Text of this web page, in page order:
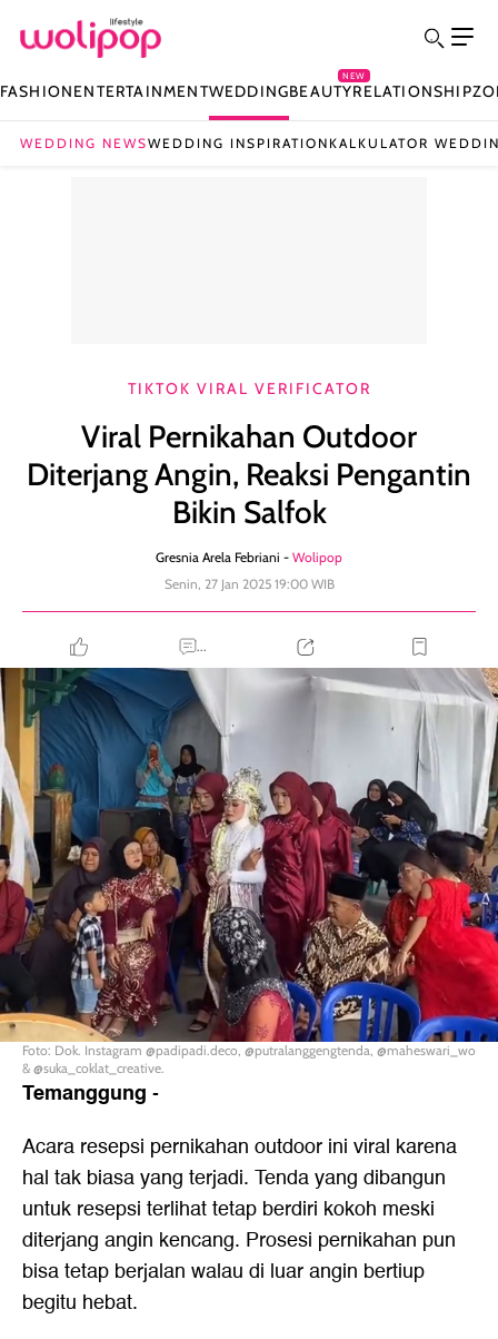
FASHIONENTERTAINMENTWEDDINGBEAUTY
NEW
RELATIONSHIP
WEDDING NEWSWEDDING INSPIRATION KALKULATOR
TIKTOK VIRAL VERIFICATOR
Viral Pernikahan Outdoor
Diterjang Angin, Reaksi Pengantin
Bikin Salfok
Gresnia Arela Febriani - Wolipop
Senin, 27 Jan 2025 19:00 WIB
...
Foto: Dok. Instagram @padipadi.deco, @putralanggengtenda, @maheswari_wo
& @suka_coklat_creative.
Temanggung -
Acara resepsi pernikahan outdoor ini viral karena
hal tak biasa yang terjadi. Tenda yang dibangun
untuk resepsi terlihat tetap berdiri kokoh meski
diterjang angin kencang. Prosesi pernikahan pun
bisa tetap berjalan walau di luar angin bertiup
begitu hebat.